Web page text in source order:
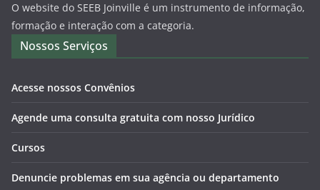
O website do SEEB Joinville é um instrumento de informação,
formação e interação com a categoria.
Nossos Serviços
Acesse nossos Convênios
Agende uma consulta gratuita com nosso Jurídico
Cursos
Denuncie problemas em sua agência ou departamento